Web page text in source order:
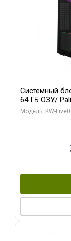
Системный
64 ГБ ОЗУ/
GDDR7 256bit
Модель: KW-